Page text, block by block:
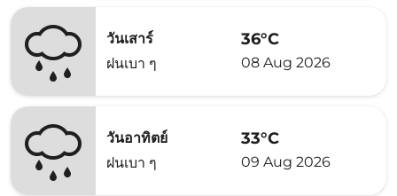
วันเสาร์
ฝนเบา ๆ
36°C
08 Aug 2026
วันอาทิตย์
ฝนเบา ๆ
33°C
09 Aug 2026